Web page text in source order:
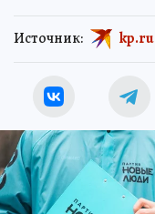
Источник: kp.ru